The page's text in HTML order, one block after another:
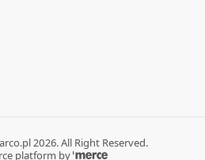
2026. All Right Reserved.
platform by